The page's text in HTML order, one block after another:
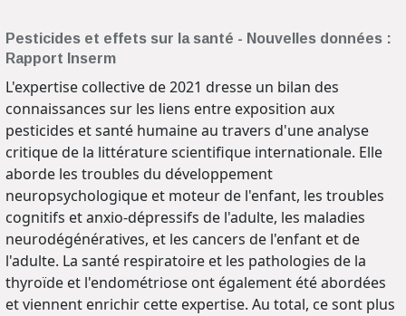
Pesticides et effets sur la santé - Nouvelles données :
Rapport Inserm
L'expertise collective de 2021 dresse un bilan des
connaissances sur les liens entre exposition aux
pesticides et santé humaine au travers d'une analyse
critique de la littérature scientifique internationale. Elle
aborde les troubles du développement
neuropsychologique et moteur de l'enfant, les troubles
cognitifs et anxio-dépressifs de l'adulte, les maladies
neurodégénératives, et les cancers de l'enfant et de
l'adulte. La santé respiratoire et les pathologies de la
thyroïde et l'endométriose ont également été abordées
et viennent enrichir cette expertise. Au total, ce sont plus